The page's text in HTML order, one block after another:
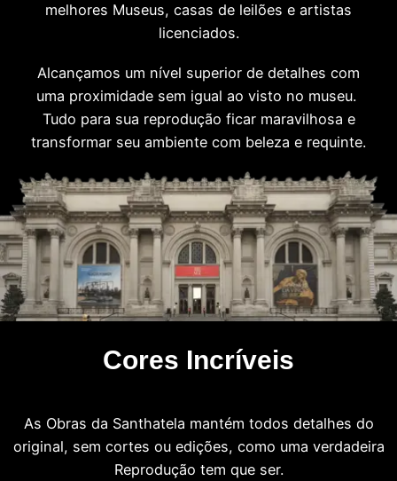
melhores Museus, casas de leilões e artistas
licenciados.
Alcançamos um nível superior de detalhes com
uma proximidade sem igual ao visto no museu.
Tudo para sua reprodução ficar maravilhosa e
transformar seu ambiente com beleza e requinte.
Cores Incríveis
As Obras da Santhatela mantém todos detalhes do
original, sem cortes ou edições, como uma verdadeira
Reprodução tem que ser.